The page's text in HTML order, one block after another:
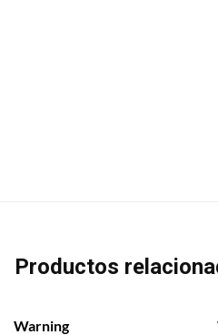
Productos
Warning